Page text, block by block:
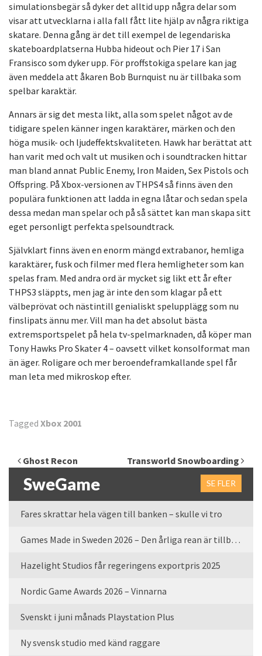
simulationsbegär så dyker det alltid upp några delar som
visar att utvecklarna i alla fall fått lite hjälp av några riktiga
skatare. Denna gång är det till exempel de legendariska
skateboardplatserna Hubba hideout och Pier 17 i San
Fransisco som dyker upp. För proffstokiga spelare kan jag
även meddela att åkaren Bob Burnquist nu är tillbaka som
spelbar karaktär.
Annars är sig det mesta likt, alla som spelet något av de
tidigare spelen känner ingen karaktärer, märken och den
höga musik- och ljudeffektskvaliteten. Hawk har berättat att
han varit med och valt ut musiken och i soundtracken hittar
man bland annat Public Enemy, Iron Maiden, Sex Pistols och
Offspring. På Xbox-versionen av THPS4 så finns även den
populära funktionen att ladda in egna låtar och sedan spela
dessa medan man spelar och på så sättet kan man skapa sitt
eget personligt perfekta spelsoundtrack.
Självklart finns även en enorm mängd extrabanor, hemliga
karaktärer, fusk och filmer med flera hemligheter som kan
spelas fram. Med andra ord är mycket sig likt ett år efter
THPS3 släppts, men jag är inte den som klagar på ett
välbeprövat och nästintill genialiskt spelupplägg som nu
finslipats ännu mer. Vill man ha det absolut bästa
extremsportspelet på hela tv-spelmarknaden, då köper man
Tony Hawks Pro Skater 4 – oavsett vilket konsolformat man
än äger. Roligare och mer beroendeframkallande spel får
man leta med mikroskop efter.
Tagged Xbox 2001
Inläggsnavigering
Ghost Recon Transworld Snowboarding
SweGame SE FLER
Fares skrattar hela vägen till banken – skulle vi tro
Games Made in Sweden 2026 – Den årliga rean är tillbaka
Hazelight Studios får regeringens exportpris 2025
Nordic Game Awards 2026 – Vinnarna
Svenskt i juni månads Playstation Plus
Ny svensk studio med känd raggare